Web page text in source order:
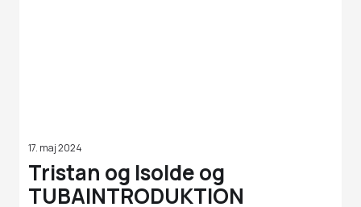
17. maj 2024
Tristan og Isolde og
TUBAINTRODUKTION